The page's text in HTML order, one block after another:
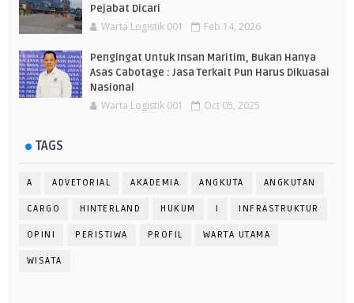
Pejabat Dicari
Warta Logistik 001 Feb 14, 2026
Pengingat Untuk Insan Maritim, Bukan Hanya
Asas Cabotage : Jasa Terkait Pun Harus Dikuasai
Nasional
Warta Logistik 001 Oct 05, 2025
TAGS
A ADVETORIAL AKADEMIA ANGKUTA ANGKUTAN
CARGO HINTERLAND HUKUM I INFRASTRUKTUR
OPINI PERISTIWA PROFIL WARTA UTAMA
WISATA